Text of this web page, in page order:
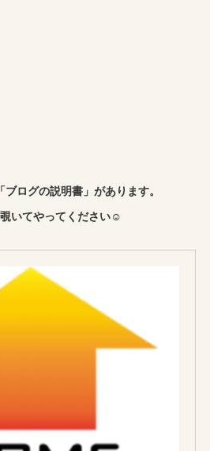
ログの説明書」があります。
いてやってください☺︎